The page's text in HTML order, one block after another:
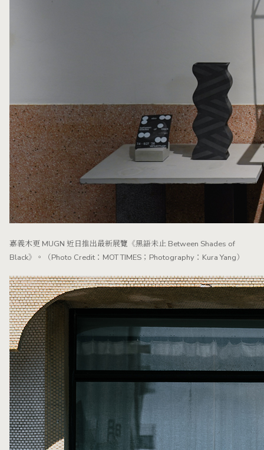
嘉義木更 MUGN 近日推出最新展覽《黑語未止 Between Shades of
Black》。（Photo Credit：MOT TIMES；Photography：Kura Yang）